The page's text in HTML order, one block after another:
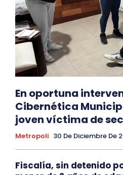
En oportuna
Cibernética
joven víctima de
Metropoli 30 De Diciembre De
Fiscalía, sin detenido